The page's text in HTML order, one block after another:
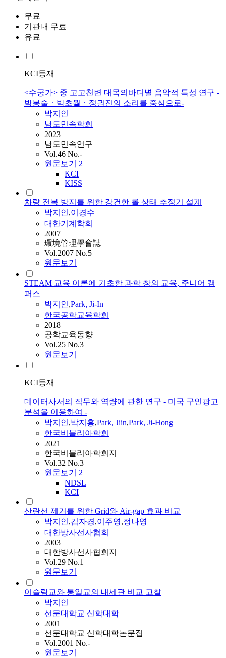
무료
기관내 무료
유료
KCI등재
<수궁가> 중 고고천변 대목의바디별 음악적 특성 연구 -
박봉술ㆍ박초월ㆍ정권진의 소리를 중심으로-
박지인
남도민속학회
2023
남도민속연구
Vol.46 No.-
원문보기 2
KCI
KISS
차량 전복 방지를 위한 강건한 롤 상태 추정기 설계
박지인,이경수
대한기계학회
2007
環境管理學會誌
Vol.2007 No.5
원문보기
STEAM 교육 이론에 기초한 과학 창의 교육, 주니어 캠
퍼스
박지인,Park, Ji-In
한국공학교육학회
2018
공학교육동향
Vol.25 No.3
원문보기
KCI등재
데이터사서의 직무와 역량에 관한 연구 - 미국 구인광고
분석을 이용하여 -
박지인,박지홍,Park, Jiin,Park, Ji-Hong
한국비블리아학회
2021
한국비블리아학회지
Vol.32 No.3
원문보기 2
NDSL
KCI
산란선 제거를 위한 Grid와 Air-gap 효과 비교
박지인,김자경,이주영,정나영
대한방사선사협회
2003
대한방사선사협회지
Vol.29 No.1
원문보기
이슬람교와 통일교의 내세관 비교 고찰
박지인
선문대학교 신학대학
2001
선문대학교 신학대학논문집
Vol.2001 No.-
원문보기